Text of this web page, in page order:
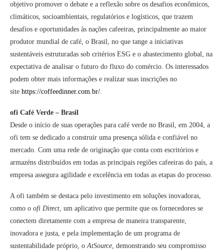
objetivo promover o debate e a reflexão sobre os desafios econômicos,
climáticos, socioambientais, regulatórios e logísticos, que trazem
desafios e oportunidades às nações cafeeiras, principalmente ao maior
produtor mundial de café, o Brasil, no que tange a iniciativas
sustentáveis estruturadas sob critérios ESG e o abastecimento global, na
expectativa de analisar o futuro do fluxo do comércio. Os interessados
podem obter mais informações e realizar suas inscrições no
site https://coffeedinner.com.br/.
ofi Café Verde – Brasil
Desde o início de suas operações para café verde no Brasil, em 2004, a
ofi tem se dedicado a construir uma presença sólida e confiável no
mercado. Com uma rede de originação que conta com escritórios e
armazéns distribuídos em todas as principais regiões cafeeiras do país, a
empresa assegura agilidade e excelência em todas as etapas do processo.
A ofi também se destaca pelo investimento em soluções inovadoras,
como o ofi Direct, um aplicativo que permite que os fornecedores se
conectem diretamente com a empresa de maneira transparente,
inovadora e justa, e pela implementação de um programa de
sustentabilidade próprio, oAtSource, demonstrando seu compromisso